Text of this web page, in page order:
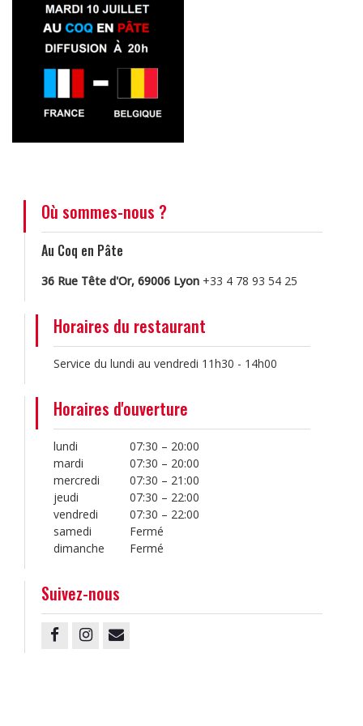
Où sommes-nous ?
Au Coq en Pâte
36 Rue Tête d'Or, 69006 Lyon +33 4 78 93 54 25
Horaires du restaurant
Service du lundi au vendredi 11h30 - 14h00
Horaires d'ouverture
lundi
07:30 – 20:00
mardi
07:30 – 20:00
mercredi
07:30 – 21:00
jeudi
07:30 – 22:00
vendredi
07:30 – 22:00
samedi
Fermé
dimanche
Fermé
Suivez-nous